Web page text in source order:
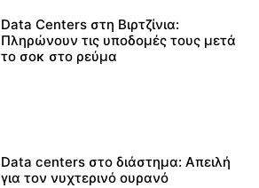
Data Centers στη Βιρτζίνια:
Πληρώνουν τις υποδομές τους μετά
το σοκ στο ρεύμα
Data centers στο διάστημα: Απειλή
για τον νυχτερινό ουρανό